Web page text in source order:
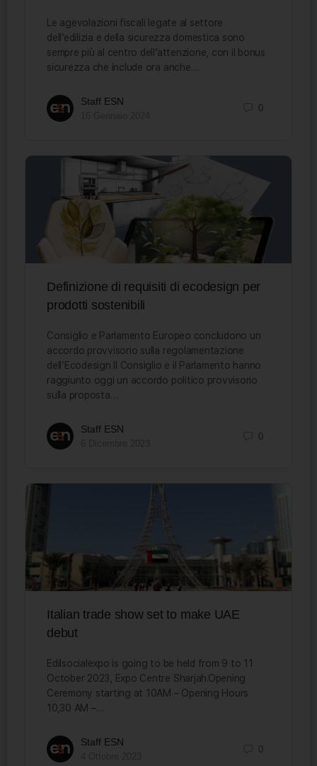
Le agevolazioni fiscali legate al settore
dell’edilizia e della sicurezza domestica sono
sempre più al centro dell’attenzione, con il bonus
sicurezza che include ora anche…
Staff ESN
0
Definizione di requisiti di ecodesign per
prodotti sostenibili
Consiglio e Parlamento Europeo concludono un
accordo provvisorio sulla regolamentazione
dell’Ecodesign Il Consiglio e il Parlamento hanno
raggiunto oggi un accordo politico provvisorio
sulla proposta…
Staff ESN
0
Italian trade show set to make UAE
debut
Edilsocialexpo is going to be held from 9 to 11
October 2023, Expo Centre Sharjah.Opening
Ceremony starting at 10AM – Opening Hours
10,30 AM –…
Staff ESN
0